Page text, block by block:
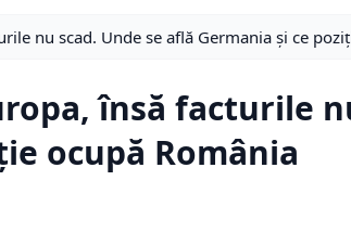
nu scad. Unde se află Germania și ce
însă facturile
ocupă România